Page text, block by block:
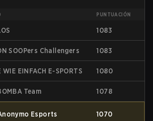
PUNTUACIÓN
1083
SOOPers Challengers 1083
WIE EINFACH E-SPORTS 1080
Team 1078
Esports 1070